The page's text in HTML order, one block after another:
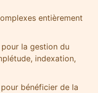
entièrement
la gestion du
indexation,
bénéficier de la